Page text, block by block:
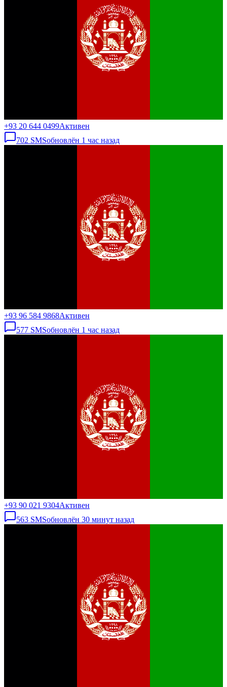
+93 20 644 0499Активен
702 SMSобновлён 1 час назад
+93 96 584 9868Активен
577 SMSобновлён 1 час назад
+93 90 021 9304Активен
563 SMSобновлён 30 минут назад